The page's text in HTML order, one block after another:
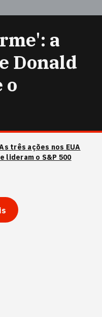
a
Donald
o
três ações nos EUA
lideram o S&P 500